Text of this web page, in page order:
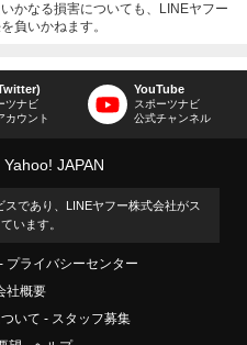
かなる損害についても、LINEヤフー
負いかねます。
ツナビ
カウント
YouTube
スポーツナビ
公式チャンネル
Yahoo! JAPAN
スであり、LINEヤフー株式会社がス
います。
プライバシーセンター
社概要
いて
スタッフ募集